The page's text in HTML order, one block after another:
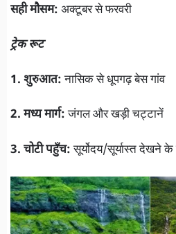
सही मौसम: अक्टूबर से फरवरी
ट्रेक रूट
1. शुरुआत:नासिक से धूपगढ़ बेस गांव
2. मध्य मार्ग:जंगल और खड़ी चट्टानें
3. चोटी पहुँच:सूर्योदय/सूर्यास्त देखने